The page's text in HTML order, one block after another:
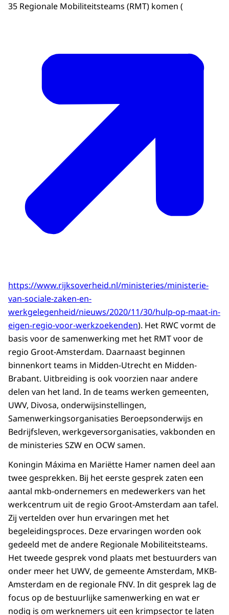
35 Regionale Mobiliteitsteams (RMT) komen (
https://www.rijksoverheid.nl/ministeries/ministerie-
van-sociale-zaken-en-
werkgelegenheid/nieuws/2020/11/30/hulp-op-maat-in-
eigen-regio-voor-werkzoekenden). Het RWC vormt de
basis voor de samenwerking met het RMT voor de
regio Groot-Amsterdam. Daarnaast beginnen
binnenkort teams in Midden-Utrecht en Midden-
Brabant. Uitbreiding is ook voorzien naar andere
delen van het land. In de teams werken gemeenten,
UWV, Divosa, onderwijsinstellingen,
Samenwerkingsorganisaties Beroepsonderwijs en
Bedrijfsleven, werkgeversorganisaties, vakbonden en
de ministeries SZW en OCW samen.
Koningin Máxima en Mariëtte Hamer namen deel aan
twee gesprekken. Bij het eerste gesprek zaten een
aantal mkb-ondernemers en medewerkers van het
werkcentrum uit de regio Groot-Amsterdam aan tafel.
Zij vertelden over hun ervaringen met het
begeleidingsproces. Deze ervaringen worden ook
gedeeld met de andere Regionale Mobiliteitsteams.
Het tweede gesprek vond plaats met bestuurders van
onder meer het UWV, de gemeente Amsterdam, MKB-
Amsterdam en de regionale FNV. In dit gesprek lag de
focus op de bestuurlijke samenwerking en wat er
nodig is om werknemers uit een krimpsector te laten